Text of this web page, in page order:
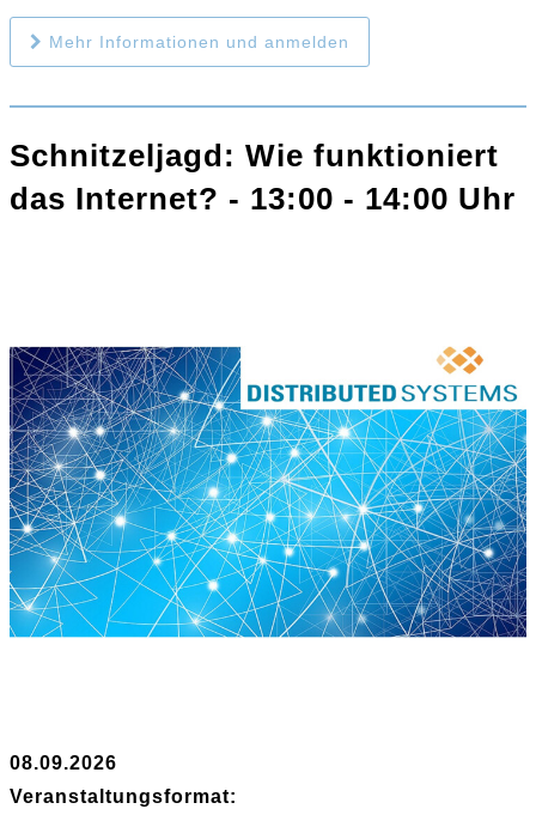
Mehr Informationen und anmelden
Schnitzeljagd: Wie funktioniert
das Internet? - 13:00 - 14:00 Uhr
08.09.2026
Veranstaltungsformat: